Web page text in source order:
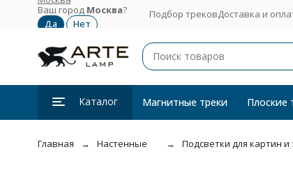
Ваш город Москва? Подбор трековДоставка и
Каталог Магнитные треки Плоские
Главная Настенные Подсветки для картин и